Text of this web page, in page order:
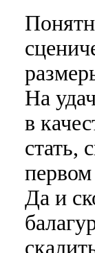
На
в
стать,
Да и